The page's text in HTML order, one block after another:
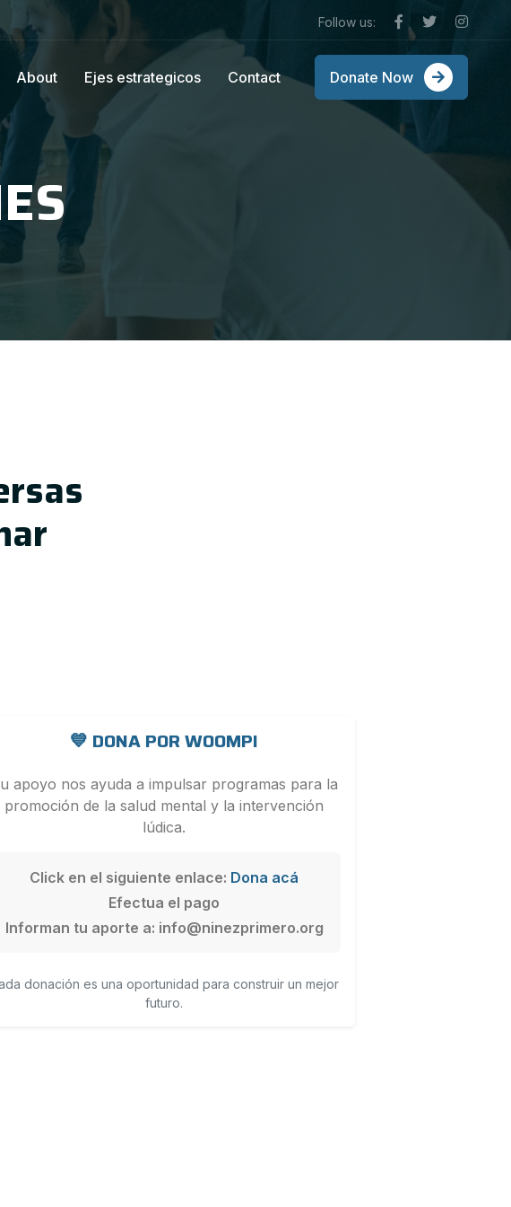
Follow us:
About Ejes estrategicos Contact Donate Now
💙 DONA POR WOOMPI
apoyo nos ayuda a impulsar programas para la
promoción de la salud mental y la intervención
lúdica.
Click en el siguiente enlace: Dona acá
Efectua el pago
Informan tu aporte a: info@ninezprimero.org
donación es una oportunidad para construir un mejor
futuro.